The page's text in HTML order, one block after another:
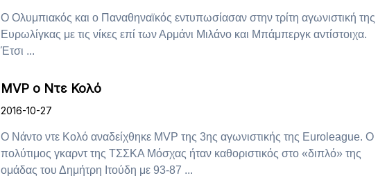
Ο Ολυμπιακός και ο Παναθηναϊκός εντυπωσίασαν στην τρίτη αγωνιστική της
Ευρωλίγκας με τις νίκες επί των Αρμάνι Μιλάνο και Μπάμπεργκ αντίστοιχα.
Έτσι ...
MVP ο Ντε Κολό
2016-10-27
Ο Νάντο ντε Κολό αναδείχθηκε MVP της 3ης αγωνιστικής της Euroleague. Ο
πολύτιμος γκαρντ της ΤΣΣΚΑ Μόσχας ήταν καθοριστικός στο «διπλό» της
ομάδας του Δημήτρη Ιτούδη με 93-87 ...